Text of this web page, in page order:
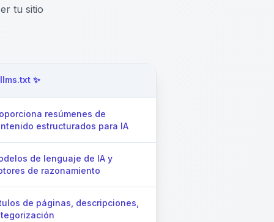
tu sitio
llms.txt ✨
resúmenes de
estructurados para IA
de lenguaje de IA y
de razonamiento
de páginas, descripciones,